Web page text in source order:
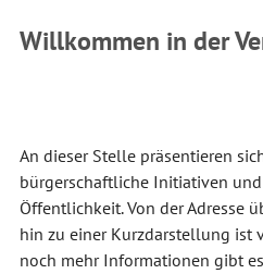
Willkommen in der
An dieser Stelle präsentieren
bürgerschaftliche Initiativen
Öffentlichkeit. Von der Adresse
hin zu einer Kurzdarstellung ist
noch mehr Informationen gibt